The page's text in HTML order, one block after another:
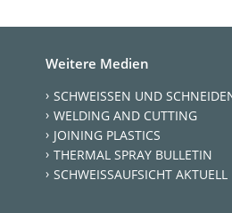
Weitere Medien
SCHWEISSEN UND
WELDING AND CUTTING
JOINING PLASTICS
THERMAL SPRAY BULLETIN
SCHWEISSAUFSICHT AKTUELL